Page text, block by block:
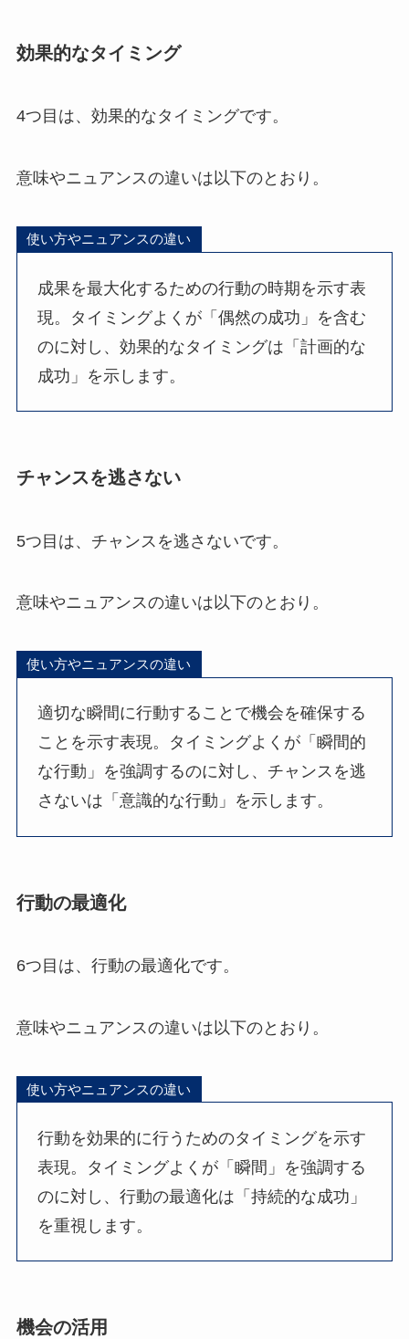
効果的なタイミング
4つ目は、効果的なタイミングです。
意味やニュアンスの違いは以下のとおり。
使い方やニュアンスの違い
成果を最大化するための行動の時期を示す表
現。タイミングよくが「偶然の成功」を含む
のに対し、効果的なタイミングは「計画的な
成功」を示します。
チャンスを逃さない
5つ目は、チャンスを逃さないです。
意味やニュアンスの違いは以下のとおり。
使い方やニュアンスの違い
適切な瞬間に行動することで機会を確保する
ことを示す表現。タイミングよくが「瞬間的
な行動」を強調するのに対し、チャンスを逃
さないは「意識的な行動」を示します。
行動の最適化
6つ目は、行動の最適化です。
意味やニュアンスの違いは以下のとおり。
使い方やニュアンスの違い
行動を効果的に行うためのタイミングを示す
表現。タイミングよくが「瞬間」を強調する
のに対し、行動の最適化は「持続的な成功」
を重視します。
機会の活用